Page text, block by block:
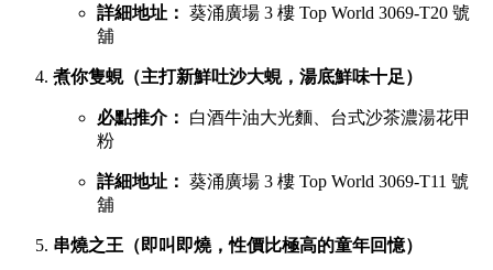
詳細地址： 葵涌廣場 3 樓 Top World 3069-T20 號
舖
煮你隻蜆（主打新鮮吐沙大蜆，湯底鮮味十足）
必點推介：
白酒牛油大光麵、台式沙茶濃湯花甲
粉
詳細地址： 葵涌廣場 3 樓 Top World 3069-T11 號
舖
串燒之王（即叫即燒，性價比極高的童年回憶）